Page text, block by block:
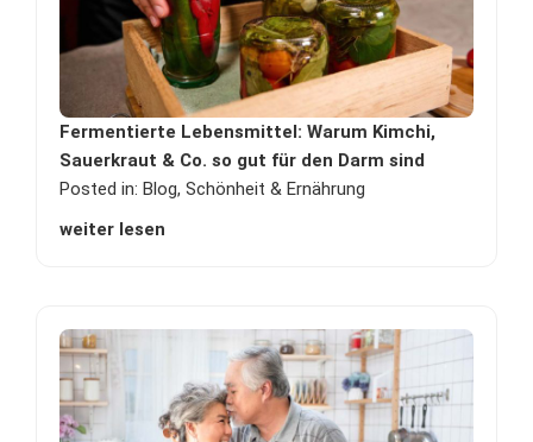
Fermentierte Lebensmittel: Warum Kimchi,
Sauerkraut & Co. so gut für den Darm sind
Posted in: Blog,Schönheit & Ernährung
weiter lesen